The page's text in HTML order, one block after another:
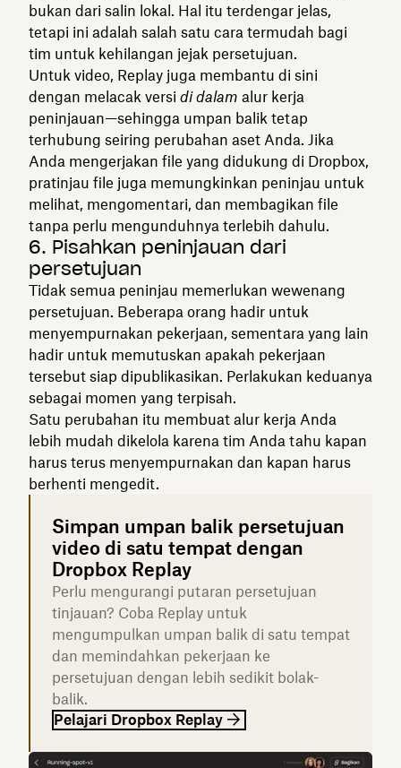
bukan dari salin lokal. Hal itu terdengar jelas,
tetapi ini adalah salah satu cara termudah bagi
tim untuk kehilangan jejak persetujuan.
Untuk video, Replay juga membantu di sini
dengan melacak versi di dalam alur kerja
peninjauan—sehingga umpan balik tetap
terhubung seiring perubahan aset Anda. Jika
Anda mengerjakan file yang didukung di Dropbox,
pratinjau file juga memungkinkan peninjau untuk
melihat, mengomentari, dan membagikan file
tanpa perlu mengunduhnya terlebih dahulu.
6. Pisahkan peninjauan dari
persetujuan
Tidak semua peninjau memerlukan wewenang
persetujuan. Beberapa orang hadir untuk
menyempurnakan pekerjaan, sementara yang lain
hadir untuk memutuskan apakah pekerjaan
tersebut siap dipublikasikan. Perlakukan keduanya
sebagai momen yang terpisah.
Satu perubahan itu membuat alur kerja Anda
lebih mudah dikelola karena tim Anda tahu kapan
harus terus menyempurnakan dan kapan harus
berhenti mengedit.
Simpan umpan balik persetujuan
video di satu tempat dengan
Dropbox Replay
Perlu mengurangi putaran persetujuan
tinjauan? Coba Replay untuk
mengumpulkan umpan balik di satu tempat
dan memindahkan pekerjaan ke
persetujuan dengan lebih sedikit bolak-
balik.
Pelajari Dropbox Replay